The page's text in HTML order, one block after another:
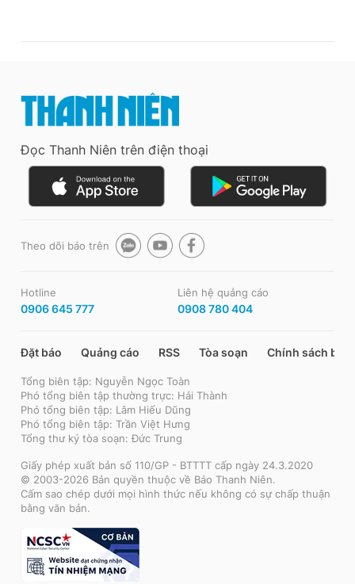
Đọc Thanh Niên trên điện thoại
Theo dõi báo trên
Hotline
0906 645 777
Liên hệ quảng cáo
0908 780 404
Đặt báo Quảng cáo RSS Tòa soạn Chính sách bảo
Tổng biên tập: Nguyễn Ngọc Toàn
Phó tổng biên tập thường trực: Hải Thành
Phó tổng biên tập: Lâm Hiếu Dũng
Phó tổng biên tập: Trần Việt Hưng
Tổng thư ký tòa soạn: Đức Trung
Giấy phép xuất bản số 110/GP - BTTTT cấp ngày 24.3.2020
© 2003-2026 Bản quyền thuộc về Báo Thanh Niên.
Cấm sao chép dưới mọi hình thức nếu không có sự chấp thuận
bằng văn bản.